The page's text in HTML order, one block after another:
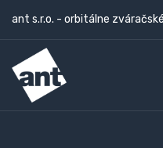
ant s.r.o. - orbitálne